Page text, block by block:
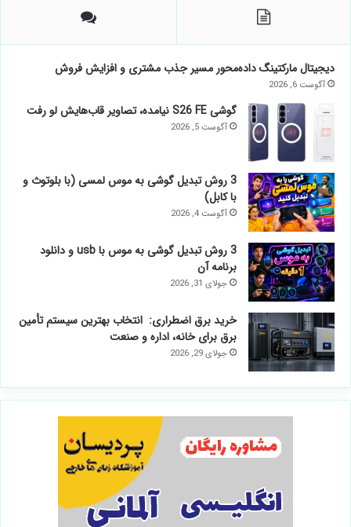
دیجیتال مارکتینگ داده‌محور مسیر جذب مشتری و افزایش فروش
آگوست 6, 2026
گوشی S26 FE نیامده، تصاویر قاب‌هایش لو رفت
آگوست 5, 2026
3 روش تبدیل گوشی به موس لمسی (با بلوتوث و
با کابل)
آگوست 4, 2026
3 روش تبدیل گوشی به موس با usb و دانلود
برنامه آن
جولای 31, 2026
خرید برق اضطراری: انتخاب بهترین سیستم تأمین
برق برای خانه، اداره و صنعت
جولای 29, 2026